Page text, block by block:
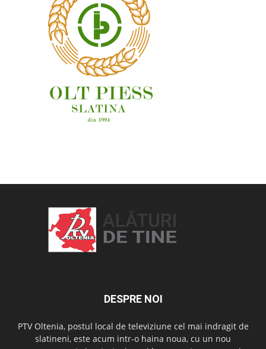
DESPRE NOI
PTV Oltenia, postul local de televiziune cel mai indragit de
slatineni, este acum intr-o haina noua, cu un nou